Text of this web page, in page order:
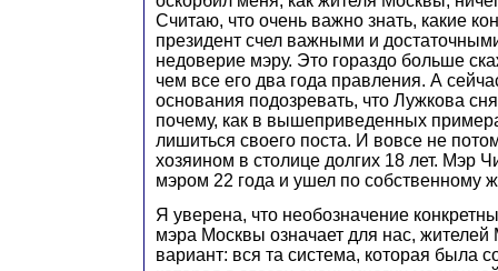
Считаю, что очень важно знать, какие
президент счел важными и
недоверие мэру. Это гораздо больше
чем все его два года правления. А
основания подозревать, что Лужкова
почему, как в вышеприведенных
лишиться своего поста. И вовсе не
хозяином в столице долгих 18 лет. Мэр
мэром 22 года и ушел по собственному
Я уверена, что необозначение
мэра Москвы означает для нас,
вариант: вся та система, которая была